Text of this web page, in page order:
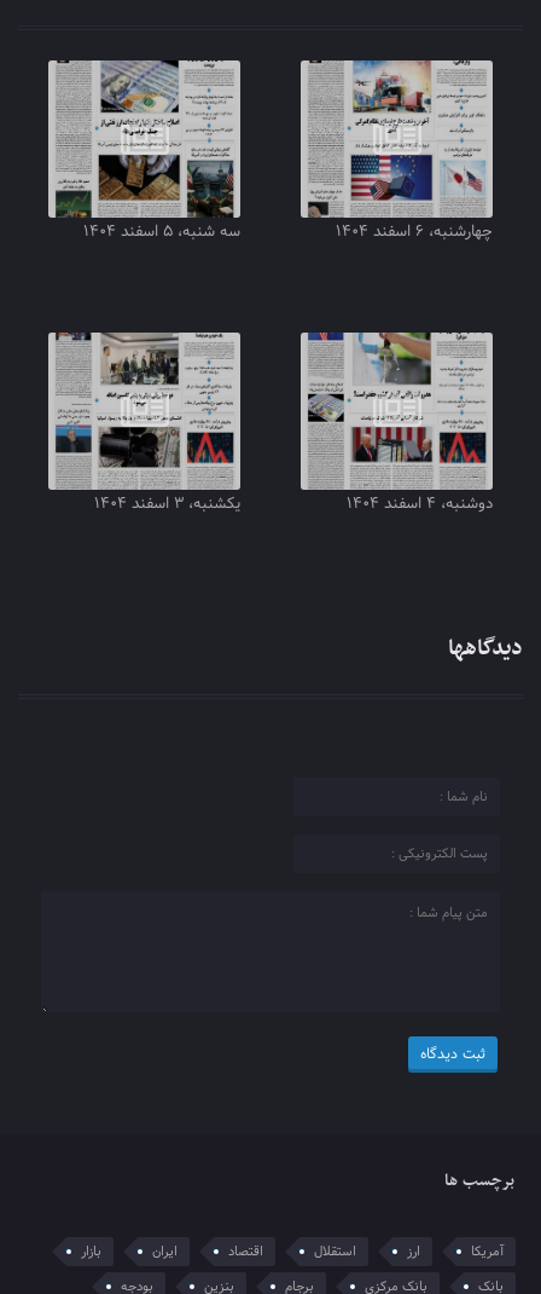
چهارشنبه، ۶ اسفند ۱۴۰۴ سه شنبه، ۵ اسفند ۱۴۰۴
دوشنبه، ۴ اسفند ۱۴۰۴ یکشنبه، ۳ اسفند ۱۴۰۴
دیدگاهها
برچسب ها
آمریکا ارز استقلال اقتصاد ایران
بازار
بانک
بانک مرکزی برجام بنزین بودجه